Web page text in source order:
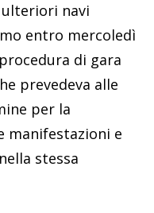
navi
entro mercoledì
di gara
prevedeva alle
per la
manifestazioni e
stessa